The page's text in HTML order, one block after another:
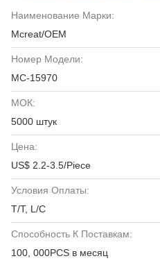
Наименование Марки:
Mcreat/OEM
Номер Модели:
MC-15970
МОК:
5000 штук
Цена:
US$ 2.2-3.5/Piece
Условия Оплаты:
T/T, L/C
Способность К Поставкам:
100, 000PCS в месяц